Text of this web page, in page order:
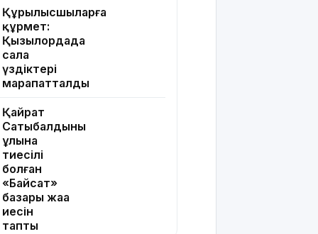
Құрылысшыларға
құрмет:
Қызылордада
сала
үздіктері
марапатталды
Қайрат
Сатыбалдының
ұлына
тиесілі
болған
«Байсат»
базары жаңа
иесін
тапты